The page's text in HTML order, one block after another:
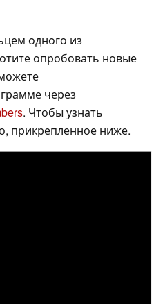
одного из
опробовать новые
через
. Чтобы узнать
прикрепленное ниже.